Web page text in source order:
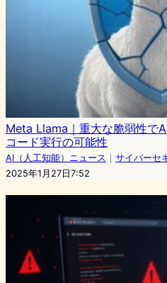
Meta Llama｜重大な脆弱性で
コード実行の可能性
AI（人工知能）ニュース ｜ サイバーセ
2025年1月27日7:52